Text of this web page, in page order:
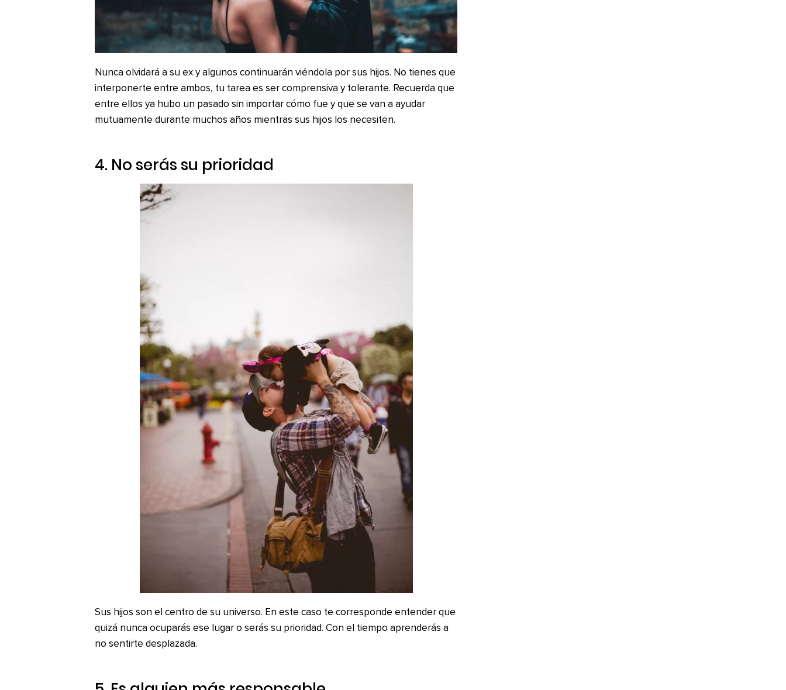
Nunca olvidará a su ex y algunos continuarán viéndola por sus hijos. No tienes que
interponerte entre ambos, tu tarea es ser comprensiva y tolerante. Recuerda que
entre ellos ya hubo un pasado sin importar cómo fue y que se van a ayudar
mutuamente durante muchos años mientras sus hijos los necesiten.
4. No serás su prioridad
Sus hijos son el centro de su universo. En este caso te corresponde entender que
quizá nunca ocuparás ese lugar o serás su prioridad. Con el tiempo aprenderás a
no sentirte desplazada.